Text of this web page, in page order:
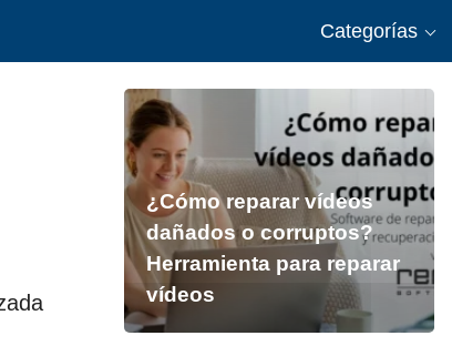
Categorías
¿Cómo reparar vídeos
dañados o corruptos?
Herramienta para reparar
vídeos